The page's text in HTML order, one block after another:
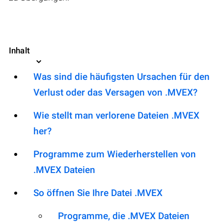
Inhalt
Was sind die häufigsten Ursachen für den
Verlust oder das Versagen von .MVEX?
Wie stellt man verlorene Dateien .MVEX
her?
Programme zum Wiederherstellen von
.MVEX Dateien
So öffnen Sie Ihre Datei .MVEX
Programme, die .MVEX Dateien